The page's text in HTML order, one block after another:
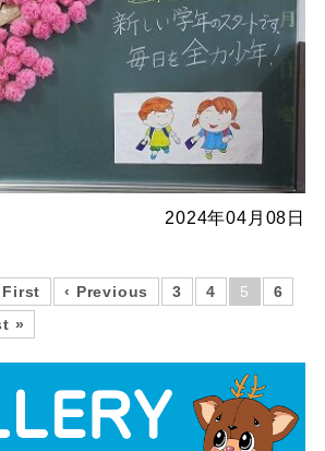
2024年04月08日
First ‹ Previous 3 4 5
6
»